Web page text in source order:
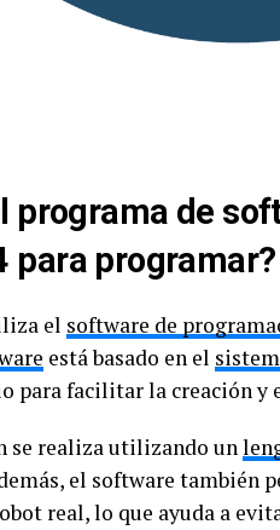
programa de
para programar?
el software de
está basado en el
para facilitar la creación y
se realiza utilizando un
el software también
real, lo que ayuda a